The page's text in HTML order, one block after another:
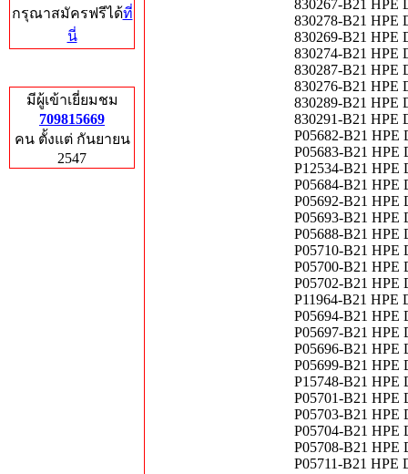
กรุณาสมัครฟรีได้ที่
นี่
มีผู้เข้าเยี่ยมชม
709815669
คน ตั้งแต่ กันยายน
2547
830267-B21 HPE
830278-B21 HPE
830269-B21 HPE
830274-B21 HPE
830287-B21 HPE
830276-B21 HPE
830289-B21 HPE
830291-B21 HPE
P05682-B21 HPE
P05683-B21 HPE
P12534-B21 HPE
P05684-B21 HPE
P05692-B21 HPE
P05693-B21 HPE
P05688-B21 HPE
P05710-B21 HPE
P05700-B21 HPE
P05702-B21 HPE
P11964-B21 HPE
P05694-B21 HPE
P05697-B21 HPE
P05696-B21 HPE
P05699-B21 HPE
P15748-B21 HPE
P05701-B21 HPE
P05703-B21 HPE
P05704-B21 HPE
P05708-B21 HPE
P05711-B21 HPE